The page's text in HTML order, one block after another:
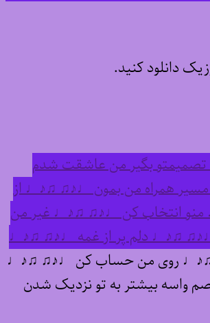
دانلود کنید.
بگیر من عاشقت شدم
همراه من بمون ♩♪♫ ♫♪♩ از
انتخاب کن ♩♪♫ ♫♪♩ غیر من
♩♪♫ ♫♪♩ دلم پر از غمه ♩♪♫ ♫♪♩
♫♪♩ روی من حساب کن ♩♪♫ ♫♪♩
واسه بیشتر به تو نزدیک شدن